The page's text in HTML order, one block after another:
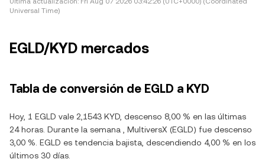
Universal Time)
EGLD/KYD mercados
Tabla de conversión de EGLD a KYD
Hoy, 1 EGLD vale 2,1543 KYD, descenso 8,00 % en las últimas
24 horas. Durante la semana , MultiversX (EGLD) fue descenso
3,00 %. EGLD es tendencia bajista, descendiendo 4,00 % en los
últimos 30 días.